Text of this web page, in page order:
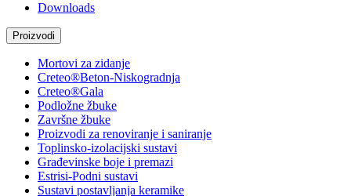
Downloads
Proizvodi
Mortovi za zidanje
Creteo®Beton-Niskogradnja
Creteo®Gala
Podložne žbuke
Završne žbuke
Proizvodi za renoviranje i saniranje
Toplinsko-izolacijski sustavi
Građevinske boje i premazi
Estrisi-Podni sustavi
Sustavi postavljanja keramike